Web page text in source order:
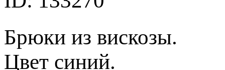
Брюки из вискозы.
Цвет синий.